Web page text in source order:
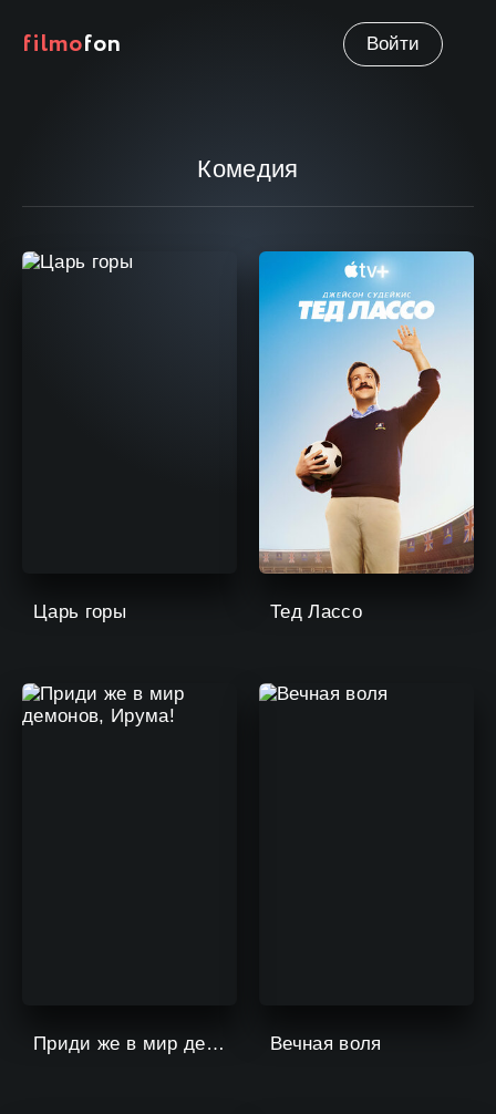
filmofon Войти
Комедия
Царь горы Тед Лассо
Приди же в мир демонов, Ирума! Вечная воля